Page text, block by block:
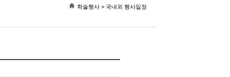
학술행사 > 국내외 행사일정